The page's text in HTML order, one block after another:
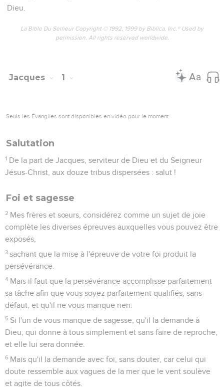
Dieu.
La Bible Du Semeur Copyright © 1992, 1999 by Biblica, Inc.® Used by
permission. All rights reserved worldwide.
Jacques 1
Seuls les Évangiles sont disponibles en vidéo pour le moment.
Salutation
1 De la part de Jacques, serviteur de Dieu et du Seigneur
Jésus-Christ, aux douze tribus dispersées : salut !
Foi et sagesse
2 Mes frères et sœurs, considérez comme un sujet de joie
complète les diverses épreuves auxquelles vous pouvez être
exposés,
3 sachant que la mise à l'épreuve de votre foi produit la
persévérance.
4 Mais il faut que la persévérance accomplisse parfaitement
sa tâche afin que vous soyez parfaitement qualifiés, sans
défaut, et qu'il ne vous manque rien.
5 Si l'un de vous manque de sagesse, qu'il la demande à
Dieu, qui donne à tous simplement et sans faire de reproche,
et elle lui sera donnée.
6 Mais qu'il la demande avec foi, sans douter, car celui qui
doute ressemble aux vagues de la mer que le vent soulève
et agite de tous côtés.